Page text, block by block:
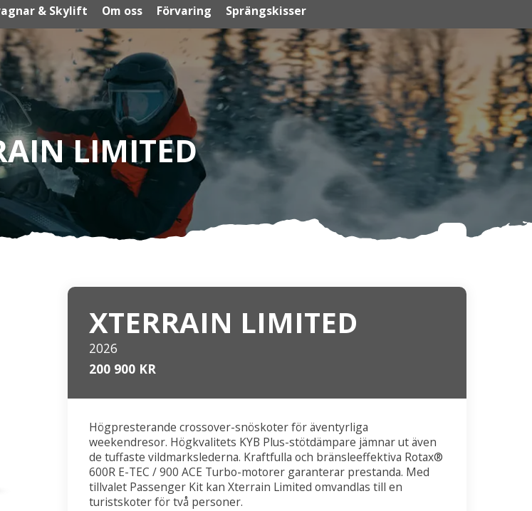
& Skylift Om oss Förvaring Sprängskisser
LIMITED
XTERRAIN LIMITED
2026
200 900 KR
Högpresterande crossover-snöskoter för äventyrliga
weekendresor. Högkvalitets KYB Plus-stötdämpare jämnar ut även
de tuffaste vildmarkslederna. Kraftfulla och bränsleeffektiva Rotax®
600R E-TEC / 900 ACE Turbo-motorer garanterar prestanda. Med
tillvalet Passenger Kit kan Xterrain Limited omvandlas till en
turistskoter för två personer.